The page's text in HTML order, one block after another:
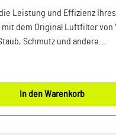
Leistung und Effizienz
dem Original Luftfilter von
Schmutz und andere
fernzuhalten, sorgt dieser
Materialien gewährleistet er
zuverlässige Leistung. Halten
In den Warenkorb